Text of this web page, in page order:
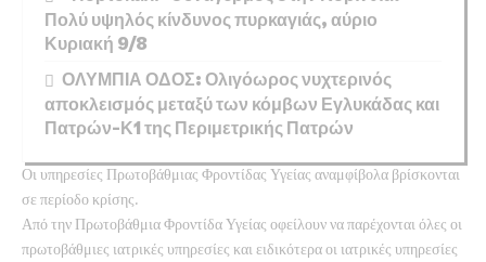
Πολύ υψηλός κίνδυνος πυρκαγιάς, αύριο
Κυριακή 9/8
ΟΛΥΜΠΙΑ ΟΔΟΣ: Ολιγόωρος νυχτερινός
αποκλεισμός μεταξύ των κόμβων Εγλυκάδας και
Πατρών-Κ1 της Περιμετρικής Πατρών
Οι υπηρεσίες Πρωτοβάθμιας Φροντίδας Υγείας αναμφίβολα βρίσκονται
σε περίοδο κρίσης.
Από την Πρωτοβάθμια Φροντίδα Υγείας οφείλουν να παρέχονται όλες οι
πρωτοβάθμιες ιατρικές υπηρεσίες και ειδικότερα οι ιατρικές υπηρεσίες